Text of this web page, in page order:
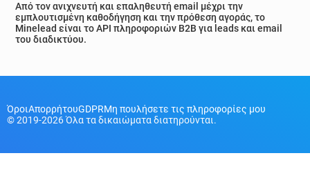
Από τον ανιχνευτή και επαληθευτή email μέχρι την
εμπλουτισμένη καθοδήγηση και την πρόθεση αγοράς, το
Minelead είναι το API πληροφοριών B2B για leads και email
του διαδικτύου.
ΌροιΑπορρήτουGDPRΜη πουλήσετε τις πληροφορίες μου
© 2019-2026 Όλα τα δικαιώματα διατηρούνται.